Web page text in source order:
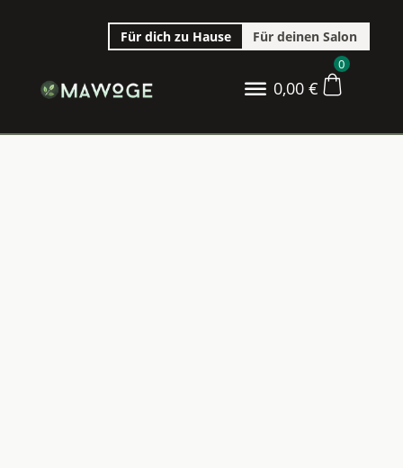
Für dich zu Hause Für deinen Salon
0,00 €
0